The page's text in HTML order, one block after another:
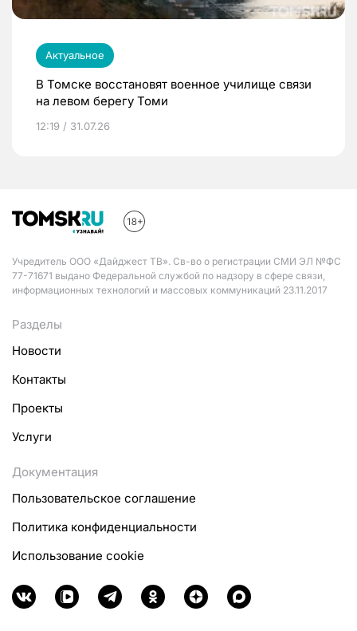
Актуальное
В Томске восстановят военное училище связи
на левом берегу Томи
12:19 / 31.07.26
Учредитель ООО «Дайджест ТВ». Св-во о регистрации СМИ ЭЛ №ФС
77-71671 выдано Федеральной службой по надзору в сфере связи,
информационных технологий и массовых коммуникаций 23.11.2017
Разделы
Новости
Контакты
Проекты
Услуги
Документация
Пользовательское соглашение
Политика конфиденциальности
Использование cookie